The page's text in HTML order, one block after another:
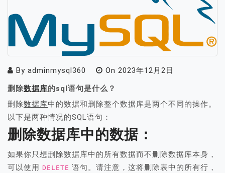
By adminmysql360 On 2023年12月2日
删除数据库的sql语句是什么？
删除数据库中的数据和删除整个数据库是两个不同的操作。
以下是两种情况的SQL语句：
删除数据库中的数据：
如果你只想删除数据库中的所有数据而不删除数据库本身，
可以使用 DELETE 语句。请注意，这将删除表中的所有行，